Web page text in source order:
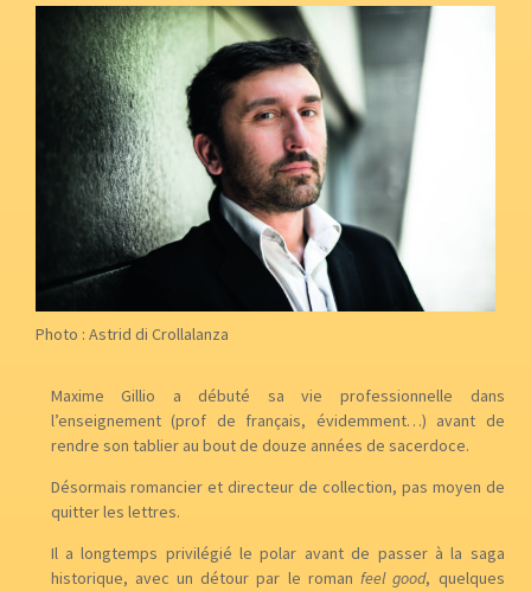
Photo : Astrid di Crollalanza
Maxime Gillio a débuté sa vie professionnelle dans
l’enseignement (prof de français, évidemment…) avant de
rendre son tablier au bout de douze années de sacerdoce.
Désormais romancier et directeur de collection, pas moyen de
quitter les lettres.
Il a longtemps privilégié le polar avant de passer à la saga
historique, avec un détour par le romanfeel good, quelques